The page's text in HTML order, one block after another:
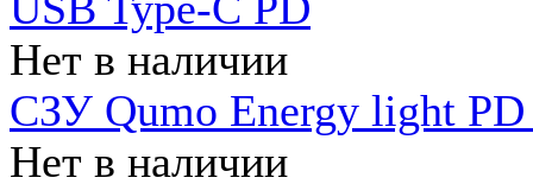
Нет в наличии
СЗУ Qumo Energy light
Нет в наличии